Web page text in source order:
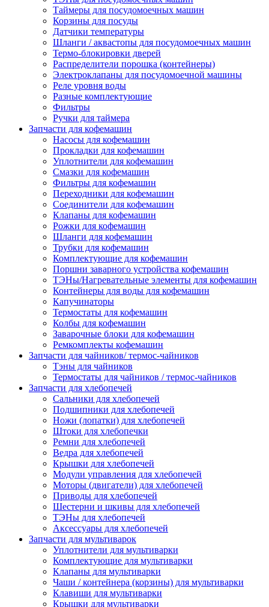
Таймеры для посудомоечных машин
Корзины для посуды
Датчики температуры
Шланги / аквастопы для посудомоечных машин
Термо-блокировки дверей
Распределители порошка (контейнеры)
Электроклапаны для посудомоечной машины
Реле уровня воды
Разные комплектующие
Фильтры
Ручки для таймера
Запчасти для кофемашин
Насосы для кофемашин
Прокладки для кофемашин
Уплотнители для кофемашин
Смазки для кофемашин
Фильтры для кофемашин
Переходники для кофемашин
Соединители для кофемашин
Клапаны для кофемашин
Рожки для кофемашин
Шланги для кофемашин
Трубки для кофемашин
Комплектующие для кофемашин
Поршни заварного устройства кофемашин
ТЭНы/Нагревательные элементы для кофемашин
Контейнеры для воды для кофемашин
Капучинаторы
Термостаты для кофемашин
Колбы для кофемашин
Заварочные блоки для кофемашин
Ремкомплекты кофемашин
Запчасти для чайников/ термос-чайников
Тэны для чайников
Термостаты для чайников / термос-чайников
Запчасти для хлебопечей
Сальники для хлебопечей
Подшипники для хлебопечей
Ножи (лопатки) для хлебопечей
Штоки для хлебопечки
Ремни для хлебопечей
Ведра для хлебопечей
Крышки для хлебопечей
Модули управления для хлебопечей
Моторы (двигатели) для хлебопечей
Приводы для хлебопечей
Шестерни и шкивы для хлебопечей
ТЭНы для хлебопечей
Аксессуары для хлебопечей
Запчасти для мультиварок
Уплотнители для мультиварки
Комплектующие для мультиварки
Клапаны для мультиварки
Чаши / контейнера (корзины) для мультиварки
Клавиши для мультиварки
Крышки для мультиварки